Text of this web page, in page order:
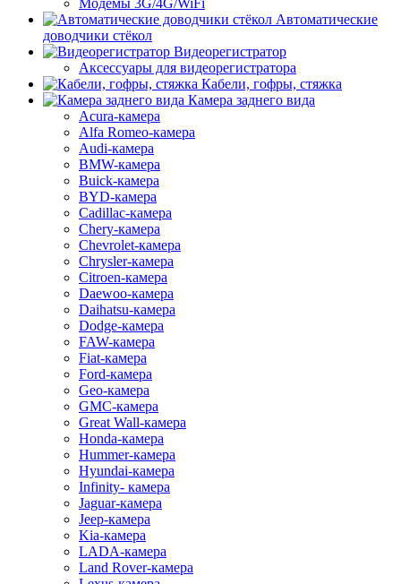
Модемы 3G/4G/WiFi
Автоматические
доводчики стёкол
Видеорегистратор
Аксессуары для видеорегистратора
Кабели, гофры, стяжка
Камера заднего вида
Acura-камера
Alfa Romeo-камера
Audi-камера
BMW-камера
Buick-камера
BYD-камера
Cadillac-камера
Chery-камера
Chevrolet-камера
Chrysler-камера
Citroen-камера
Daewoo-камера
Daihatsu-камера
Dodge-камера
FAW-камера
Fiat-камера
Ford-камера
Geo-камера
GMC-камера
Great Wall-камера
Honda-камера
Hummer-камера
Hyundai-камера
Infinity- камера
Jaguar-камера
Jeep-камера
Kia-камера
LADA-камера
Land Rover-камера